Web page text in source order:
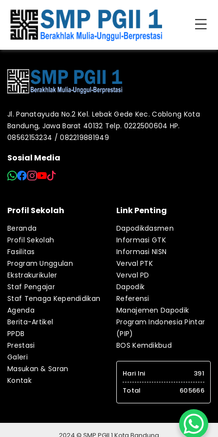
Jl. Panatayuda No.2 Kel. Lebak Gede Kec. Coblong Kota
Bandung, Jawa Barat 40132 Telp. 0222500604 HP.
08562153234 / 082219881949
Sosial Media
Profil Sekolah
Beranda
Profil Sekolah
Fasilitas
Program Unggulan
Ekstrakurikuler
Staf Pengajar
Staf Tenaga Kependidikan
Agenda
Berita-Artikel
PPDB
Prestasi
Galeri
Masukan & Saran
Kontak
Link Penting
Dapodikdasmen
Informasi GTK
Informasi NISN
Verval PTK
Verval PD
Dapodik
Referensi
Manajemen Dapodik
Program Indonesia Pintar
(PIP)
BOS Kemdikbud
Hari Ini
391
Total
605666